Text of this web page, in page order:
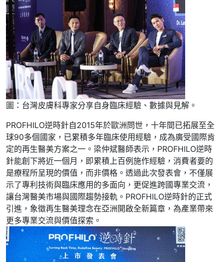
圖：台灣皮膚科專家分享自身臨床經驗、數據與見解。
PROFHILO逆時針自2015年於歐洲問世，十年間已拓展至全
球90多個國家，已累積多年臨床使用經驗，成為廣受國際肯
定的再生醫美方案之一。梁仲斌醫師表示，PROFHILO逆時
針能創下將近一個月，即累積上百例施作經驗，消費者要的
是療程所呈現的價值，而非價格。透過此次發表會，不僅展
示了專利技術與臨床應用的多面向，更促進跨國專業交流，
讓台灣醫美市場與國際趨勢接軌。PROFHILO逆時針的正式
引進，象徵再生醫美理念在亞洲開啟全新篇章，為產業帶來
更多專業交流與價值探索。